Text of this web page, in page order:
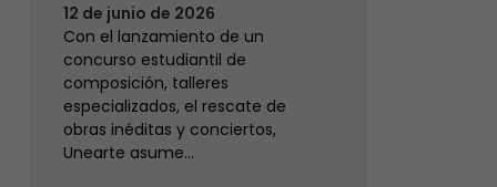
12 de junio de 2026
​Con el lanzamiento de un
concurso estudiantil de
composición, talleres
especializados, el rescate de
obras inéditas y conciertos,
Unearte asume…